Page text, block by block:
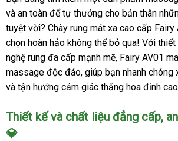
và an toàn để tự thưởng cho bản thân
tuyệt vời? Chày rung mát xa cao cấp Fairy
chọn hoàn hảo không thể bỏ qua! Với
nghệ rung đa cấp mạnh mẽ, Fairy AV01
massage độc đáo, giúp bạn nhanh chóng
và tận hưởng cảm giác thăng hoa đỉnh
Thiết kế và chất liệu đẳng cấp,
💎